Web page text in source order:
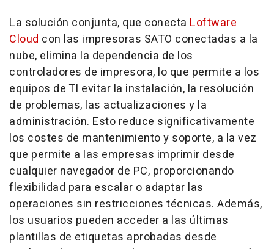
La solución conjunta, que conecta Loftware
Cloud con las impresoras SATO conectadas a la
nube, elimina la dependencia de los
controladores de impresora, lo que permite a los
equipos de TI evitar la instalación, la resolución
de problemas, las actualizaciones y la
administración. Esto reduce significativamente
los costes de mantenimiento y soporte, a la vez
que permite a las empresas imprimir desde
cualquier navegador de PC, proporcionando
flexibilidad para escalar o adaptar las
operaciones sin restricciones técnicas. Además,
los usuarios pueden acceder a las últimas
plantillas de etiquetas aprobadas desde